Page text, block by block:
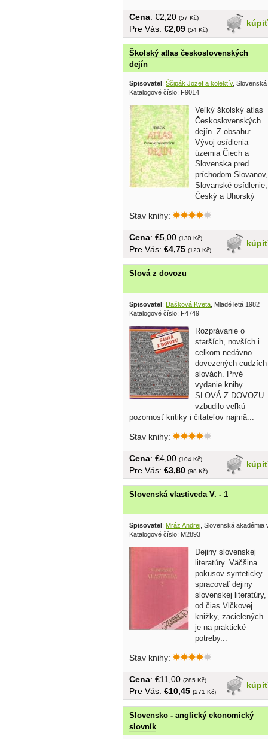
kúpiť
Cena: €2,20 (57 Kč)
Pre Vás: €2,09 (54 Kč)
Školský atlas československých
dejín
Spisovatel : Ščipák Jozef a kolektív,
Katalogové číslo: F9014
Veľký školský atlas
Československých
dejín. Z obsahu:
Vývoj osídlenia
územia Čiech a
Slovenska pred
príchodom Slovanov,
Slovanské osídlenie,
Český a Uhorský
Stav knihy:
kúpiť
Cena: €5,00 (130 Kč)
Pre Vás: €4,75 (123 Kč)
Slová z dovozu
Spisovatel: Dašková Kveta , Mladé letá 1982
Katalogové číslo: F4749
Rozprávanie o
starších, novších i
celkom nedávno
dovezených cudzích
slovách. Prvé
vydanie knihy
SLOVÁ Z DOVOZU
vzbudilo veľkú
pozornosť kritiky i čitateľov najmä...
Stav knihy:
kúpiť
Cena: €4,00 (104 Kč)
Pre Vás: €3,80 (98 Kč)
Slovenská vlastiveda V. - 1
Spisovatel: Mráz Andrej , Slovenská akadémia
Katalogové číslo: M2893
Dejiny slovenskej
literatúry. Väčšina
pokusov synteticky
spracovať dejiny
slovenskej literatúry,
od čias Vlčkovej
knižky, zacielených
je na praktické
potreby...
Stav knihy:
kúpiť
Cena: €11,00 (285 Kč)
Pre Vás: €10,45 (271 Kč)
Slovensko - anglický ekonomický
slovník